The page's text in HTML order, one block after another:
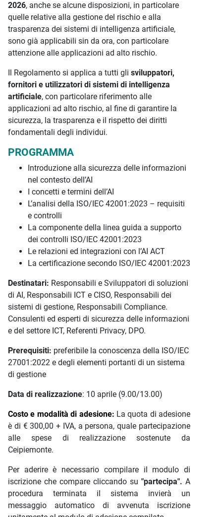
2026, anche se alcune disposizioni, in particolare
quelle relative alla gestione del rischio e alla
trasparenza dei sistemi di intelligenza artificiale,
sono già applicabili sin da ora, con particolare
attenzione alle applicazioni ad alto rischio.
Il Regolamento si applica a tutti gli sviluppatori,
fornitori e utilizzatori di sistemi di intelligenza
artificiale, con particolare riferimento alle
applicazioni ad alto rischio, al fine di garantire la
sicurezza, la trasparenza e il rispetto dei diritti
fondamentali degli individui.
PROGRAMMA
Introduzione alla sicurezza delle informazioni
nel contesto dell’AI
I concetti e termini dell’AI
L’analisi della ISO/IEC 42001:2023 – requisiti
e controlli
La componente della linea guida a supporto
dei controlli ISO/IEC 42001:2023
Le relazioni ed integrazioni con l’AI ACT
La certificazione secondo ISO/IEC 42001:2023
Destinatari: Responsabili e Sviluppatori di soluzioni
di AI, Responsabili ICT e CISO, Responsabili dei
sistemi di gestione, Responsabili Compliance.
Consulenti ed esperti di sicurezza delle informazioni
e del settore ICT, Referenti Privacy, DPO.
Prerequisiti: preferibile la conoscenza della ISO/IEC
27001:2022 e degli elementi portanti di un sistema
di gestione
Data di realizzazione: 10 aprile (9.00/13.00)
Costo e modalità di adesione: La quota di adesione
è di € 300,00 + IVA, a persona, quale partecipazione
alle spese di realizzazione sostenute da
Ceipiemonte.
Per aderire è necessario compilare il modulo di
iscrizione che compare cliccando su "partecipa". A
procedura terminata il sistema invierà un
messaggio automatico di avvenuta iscrizione